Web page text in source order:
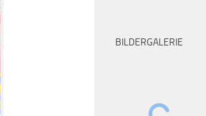
BILDERGALERIE